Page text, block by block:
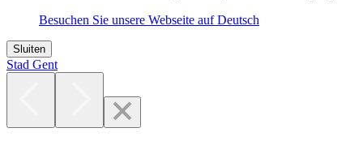
Besuchen Sie unsere Webseite auf Deutsch
Sluiten
Stad Gent